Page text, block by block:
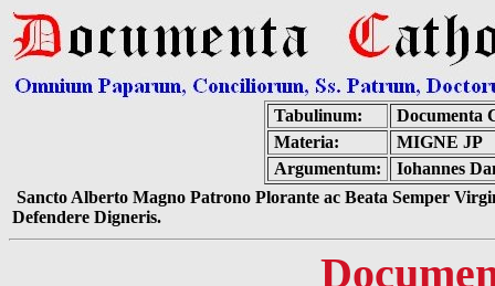
Tabulinum:
Documenta
Materia:
MIGNE JP
Argumentum:
Iohannes
Sancto Alberto Magno Patrono Plorante ac Beata Semper
Defendere Digneris.